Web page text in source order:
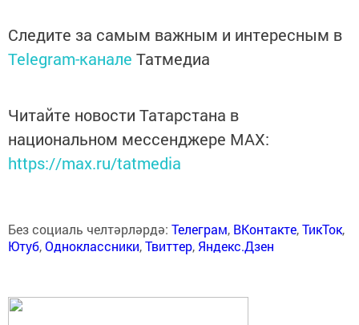
Следите за самым важным и интересным в
Telegram-канале Татмедиа
Читайте новости Татарстана в
национальном мессенджере MАХ:
https://max.ru/tatmedia
Без социаль челтәрләрдә: Телеграм, ВКонтакте,ТикТок,
Ютуб,Одноклассники,Твиттер, Яндекс.Дзен